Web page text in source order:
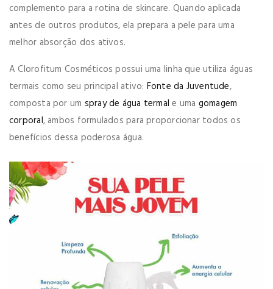
complemento para a rotina de skincare. Quando aplicada
antes de outros produtos, ela prepara a pele para uma
melhor absorção dos ativos.
A Clorofitum Cosméticos possui uma linha que utiliza águas
termais como seu principal ativo: Fonte da Juventude,
composta por um spray de água termal e uma gomagem
corporal, ambos formulados para proporcionar todos os
benefícios dessa poderosa água.